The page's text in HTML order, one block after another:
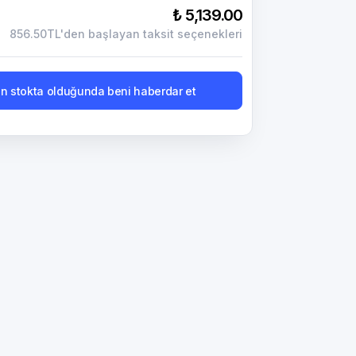
₺ 5,139.00
856.50TL'den başlayan taksit seçenekleri
stokta olduğunda beni haberdar et